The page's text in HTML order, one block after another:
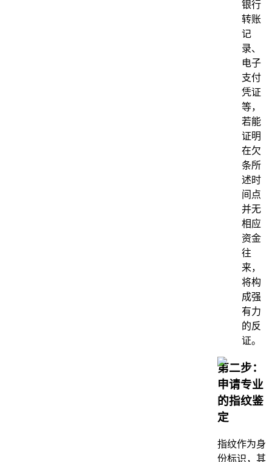
银行
转账
记
录、
电子
支付
凭证
等，
若能
证明
在欠
条所
述时
间点
并无
相应
资金
往
来，
将构
成强
有力
的反
证。
第二步：
申请专业
的指纹鉴
定
指纹作为身
份标识，其